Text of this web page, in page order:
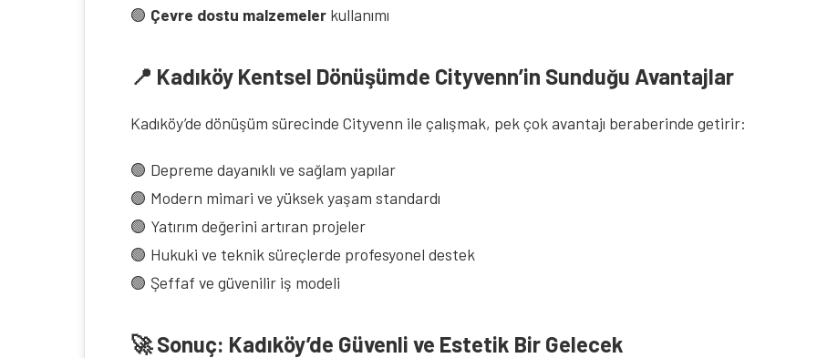
🟢 Çevre dostu malzemeler kullanımı
📍 Kadıköy Kentsel Dönüşümde Cityvenn’in Sunduğu Avantajlar
Kadıköy’de dönüşüm sürecinde Cityvenn ile çalışmak, pek çok avantajı beraberinde getirir:
🟢 Depreme dayanıklı ve sağlam yapılar
🟢 Modern mimari ve yüksek yaşam standardı
🟢 Yatırım değerini artıran projeler
🟢 Hukuki ve teknik süreçlerde profesyonel destek
🟢 Şeffaf ve güvenilir iş modeli
🚀 Sonuç: Kadıköy’de Güvenli ve Estetik Bir Gelecek